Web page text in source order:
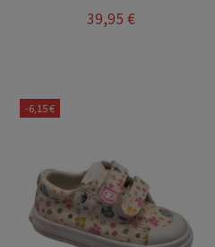
39,95 €
-6,15 €